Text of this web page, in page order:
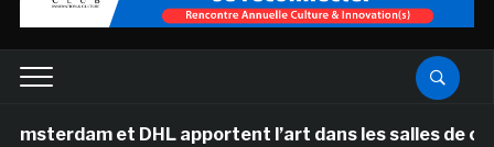
et DHL apportent l’art dans les salles de classe des